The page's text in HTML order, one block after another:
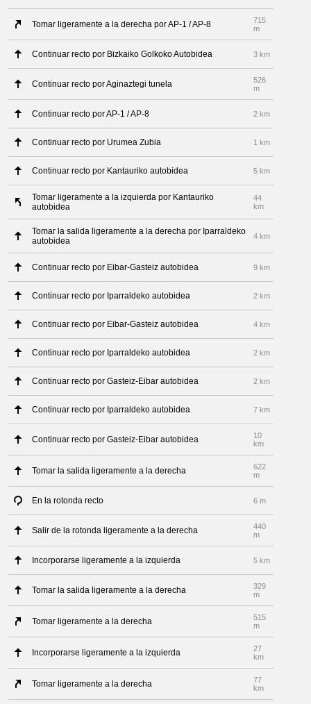
Tomar ligeramente a la derecha por AP-1 / AP-8
715
m
Continuar recto por Bizkaiko Golkoko Autobidea 3 km
Continuar recto por Aginaztegi tunela
526
m
Continuar recto por AP-1 / AP-8 2 km
Continuar recto por Urumea Zubia 1 km
Continuar recto por Kantauriko autobidea 5 km
Tomar ligeramente a la izquierda por Kantauriko
autobidea
44
km
Tomar la salida ligeramente a la derecha por Iparraldeko
autobidea
4 km
Continuar recto por Eibar-Gasteiz autobidea 9 km
Continuar recto por Iparraldeko autobidea 2 km
Continuar recto por Eibar-Gasteiz autobidea 4 km
Continuar recto por Iparraldeko autobidea 2 km
Continuar recto por Gasteiz-Eibar autobidea 2 km
Continuar recto por Iparraldeko autobidea 7 km
Continuar recto por Gasteiz-Eibar autobidea
10
km
Tomar la salida ligeramente a la derecha
622
m
En la rotonda recto 6 m
Salir de la rotonda ligeramente a la derecha
440
m
Incorporarse ligeramente a la izquierda 5 km
Tomar la salida ligeramente a la derecha
329
m
Tomar ligeramente a la derecha
515
m
Incorporarse ligeramente a la izquierda
27
km
Tomar ligeramente a la derecha
77
km